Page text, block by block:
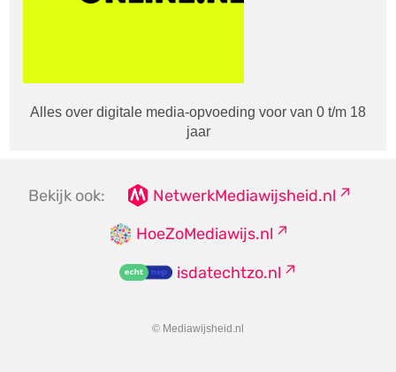
Alles over digitale media-opvoeding voor van 0 t/m 18
jaar
Bekijk ook:
NetwerkMediawijsheid.nl
HoeZoMediawijs.nl
isdatechtzo.nl
© Mediawijsheid.nl